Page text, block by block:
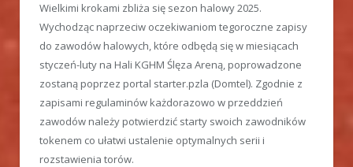
Wielkimi krokami zbliża się sezon halowy 2025.
Wychodząc naprzeciw oczekiwaniom tegoroczne zapisy
do zawodów halowych, które odbędą się w miesiącach
styczeń-luty na Hali KGHM Ślęza Areną, poprowadzone
zostaną poprzez portal starter.pzla (Domtel). Zgodnie z
zapisami regulaminów każdorazowo w przeddzień
zawodów należy potwierdzić starty swoich zawodników
tokenem co ułatwi ustalenie optymalnych serii i
rozstawienia torów.